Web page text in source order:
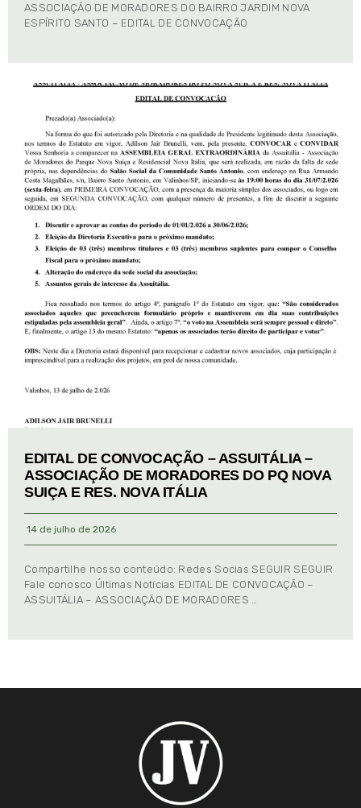
ASSOCIAÇÃO DE MORADORES DO BAIRRO JARDIM NOVA
ESPÍRITO SANTO – EDITAL DE CONVOCAÇÃO
EDITAL DE CONVOCAÇÃO – ASSUITÁLIA –
ASSOCIAÇÃO DE MORADORES DO PQ NOVA
SUIÇA E RES. NOVA ITÁLIA
14 de julho de 2026
Compartilhe nosso conteúdo: Redes Socias SEGUIR SEGUIR
Fale conosco Últimas Notícias EDITAL DE CONVOCAÇÃO –
ASSUITÁLIA – ASSOCIAÇÃO DE MORADORES …